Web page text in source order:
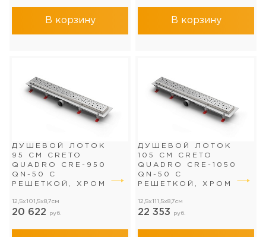
В корзину В корзину
ДУШЕВОЙ ЛОТОК
95 СМ CRETO
QUADRO CRE-950
QN-50 С
РЕШЕТКОЙ, ХРОМ
12,5x101,5x8,7см
20 622 руб.
ДУШЕВОЙ ЛОТОК
105 СМ CRETO
QUADRO CRE-1050
QN-50 С
РЕШЕТКОЙ, ХРОМ
12,5x111,5x8,7см
22 353 руб.